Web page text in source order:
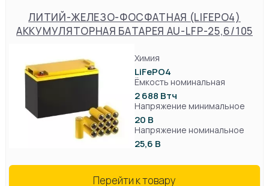
ЛИТИЙ-ЖЕЛЕЗО-ФОСФАТНАЯ (LIFEPO4)
АККУМУЛЯТОРНАЯ БАТАРЕЯ AU-LFP-25,6/105
Химия
LiFePO4
Ёмкость номинальная
2 688 Втч
Напряжение минимальное
20 В
Напряжение номинальное
25,6 В
Перейти к товару